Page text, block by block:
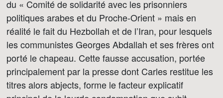
du « Comité de solidarité avec les prisonniers
politiques arabes et du Proche-Orient » mais en
réalité le fait du Hezbollah et de l’Iran, pour lesquels
les communistes Georges Abdallah et ses frères ont
porté le chapeau. Cette fausse accusation, portée
principalement par la presse dont Carles restitue les
titres alors abjects, forme le facteur explicatif